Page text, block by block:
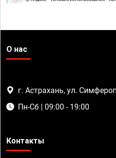
О нас
г. Астрахань, ул.
Пн-Сб | 09:00 - 19:00
Контакты